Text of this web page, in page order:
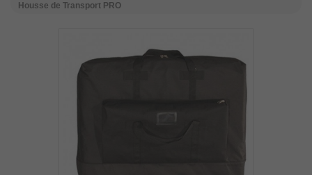
Housse de Transport PRO